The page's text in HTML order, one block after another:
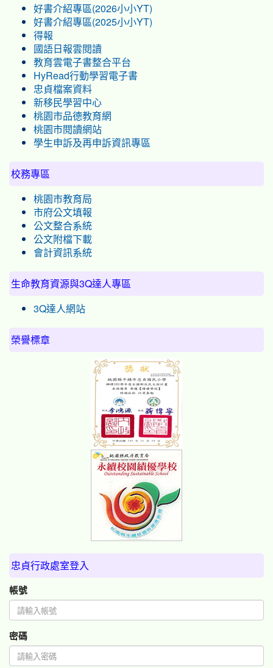
好書介紹專區(2026小小YT)
好書介紹專區(2025小小YT)
得報
國語日報雲閱讀
教育雲電子書整合平台
HyRead行動學習電子書
忠貞檔案資料
新移民學習中心
桃園市品德教育網
桃園市閱讀網站
學生申訴及再申訴資訊專區
校務專區
桃園市教育局
市府公文填報
公文整合系統
公文附檔下載
會計資訊系統
生命教育資源與3Q達人專區
3Q達人網站
榮譽標章
忠貞行政處室登入
帳號
密碼